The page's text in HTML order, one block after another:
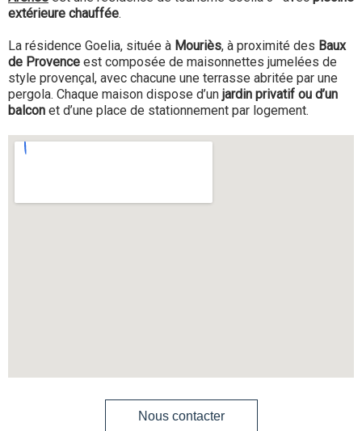
extérieure chauffée.
La résidence Goelia, située à Mouriès, à proximité des Baux
de Provence est composée de maisonnettes jumelées de
style provençal, avec chacune une terrasse abritée par une
pergola. Chaque maison dispose d’un jardin privatif ou d’un
balcon et d’une place de stationnement par logement.
Nous contacter